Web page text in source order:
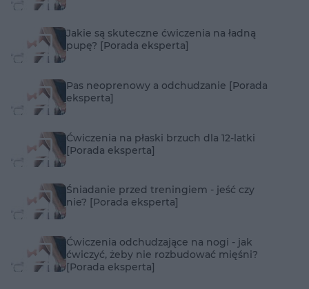
Jakie są skuteczne ćwiczenia na ładną
pupę? [Porada eksperta]
Pas neoprenowy a odchudzanie [Porada
eksperta]
Ćwiczenia na płaski brzuch dla 12-latki
[Porada eksperta]
Śniadanie przed treningiem - jeść czy
nie? [Porada eksperta]
Ćwiczenia odchudzające na nogi - jak
ćwiczyć, żeby nie rozbudować mięśni?
[Porada eksperta]